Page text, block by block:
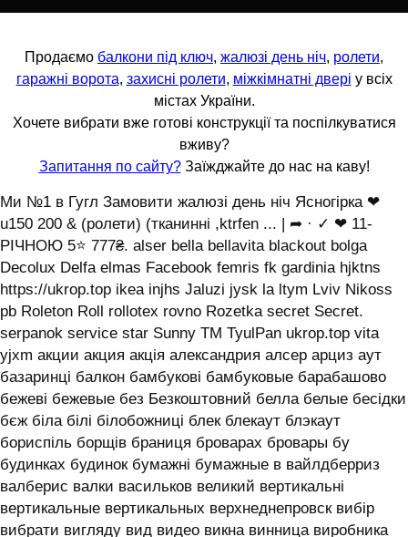
Продаємо балкони під ключ, жалюзі день ніч, ролети,
гаражні ворота, захисні ролети, міжкімнатні двері у всіх
містах України.
Хочете вибрати вже готові конструкції та поспілкуватися
вживу?
Запитання по сайту?Заїжджайте до нас на каву!
Ми №1 в Гугл Замовити жалюзі день ніч Ясногірка ❤
u150 200 & (ролети) (тканинні ,ktrfen ... | ➦ · ✓ ❤ 11-
РІЧНОЮ 5⭐ 777₴. alser bella bellavita blackout bolga
Decolux Delfa elmas Facebook femris fk gardinia hjktns
https://ukrop.top ikea injhs Jaluzi jysk la ltym Lviv Nikoss
pb Roleton Roll rollotex rovno Rozetka secret Secret.
serpanok service star Sunny TM TyulPan ukrop.top vita
yjxm акции акция акція александрия алсер арциз аут
базаринці балкон бамбукові бамбуковые барабашово
бежеві бежевые без Безкоштовний белла белые бесідки
бєж біла білі білобожниці блек блекаут блэкаут
бориспіль борщів браниця броварах бровары бу
будинках будинок бумажні бумажные в вайлдберриз
валберис валки васильков великий вертикальні
вертикальные вертикальных верхнеднепровск вибір
вибрати вигляду вид видео викна винница виробника